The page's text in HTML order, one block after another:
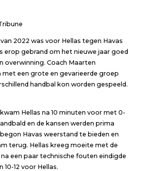
2022 was voor Hellas tegen Havas
erop gebrand om het nieuwe jaar goed
overwinning. Coach Maarten
een grote en gevarieerde groep
handbal kon worden gespeeld.
Hellas na 10 minuten voor met 0-
en de kansen werden prima
Havas weerstand te bieden en
terug. Hellas kreeg moeite met de
een paar technische fouten eindigde
10-12 voor Hellas.